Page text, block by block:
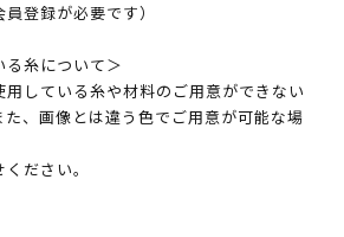
登録が必要です）
糸について＞
している糸や材料のご用意ができない
、画像とは違う色でご用意が可能な場
ださい。